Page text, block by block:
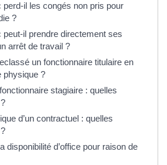
perd-il les congés non pris pour
?
peut-il prendre directement ses
arrêt de travail ?
un fonctionnaire titulaire en
physique ?
stagiaire : quelles
d’un contractuel : quelles
disponibilité d’office pour raison de